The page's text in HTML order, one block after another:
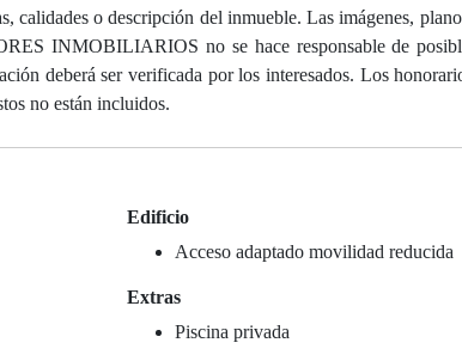
calidades o descripción del inmueble. Las imágenes,
INMOBILIARIOS no se hace responsable de
deberá ser verificada por los interesados. Los
no están incluidos.
Edificio
Acceso adaptado movilidad reducida
Extras
Piscina privada